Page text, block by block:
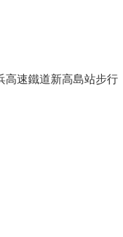
高速鐵道新高島站步行